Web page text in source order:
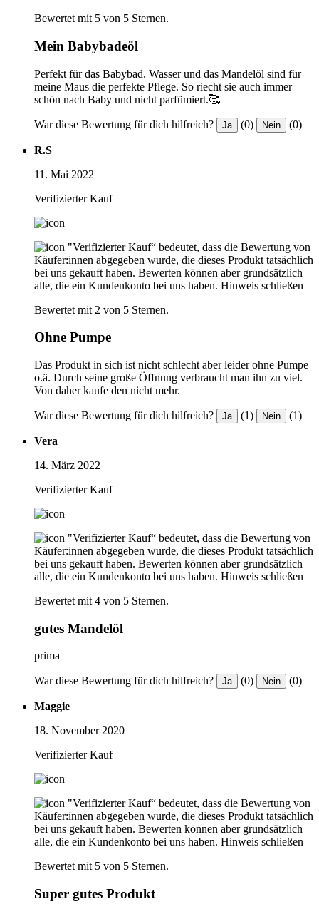
Bewertet mit 5 von 5 Sternen.
Mein Babybadeöl
Perfekt für das Babybad. Wasser und das Mandelöl sind für
meine Maus die perfekte Pflege. So riecht sie auch immer
schön nach Baby und nicht parfümiert.🥰
War diese Bewertung für dich hilfreich? Ja (0) Nein (0)
R.S
11. Mai 2022
Verifizierter Kauf
"Verifizierter Kauf“ bedeutet, dass die Bewertung von
Käufer:innen abgegeben wurde, die dieses Produkt tatsächlich
bei uns gekauft haben. Bewerten können aber grundsätzlich
alle, die ein Kundenkonto bei uns haben. Hinweis schließen
Bewertet mit 2 von 5 Sternen.
Ohne Pumpe
Das Produkt in sich ist nicht schlecht aber leider ohne Pumpe
o.ä. Durch seine große Öffnung verbraucht man ihn zu viel.
Von daher kaufe den nicht mehr.
War diese Bewertung für dich hilfreich? Ja (1) Nein (1)
Vera
14. März 2022
Verifizierter Kauf
"Verifizierter Kauf“ bedeutet, dass die Bewertung von
Käufer:innen abgegeben wurde, die dieses Produkt tatsächlich
bei uns gekauft haben. Bewerten können aber grundsätzlich
alle, die ein Kundenkonto bei uns haben. Hinweis schließen
Bewertet mit 4 von 5 Sternen.
gutes Mandelöl
prima
War diese Bewertung für dich hilfreich? Ja (0) Nein (0)
Maggie
18. November 2020
Verifizierter Kauf
"Verifizierter Kauf“ bedeutet, dass die Bewertung von
Käufer:innen abgegeben wurde, die dieses Produkt tatsächlich
bei uns gekauft haben. Bewerten können aber grundsätzlich
alle, die ein Kundenkonto bei uns haben. Hinweis schließen
Bewertet mit 5 von 5 Sternen.
Super gutes Produkt